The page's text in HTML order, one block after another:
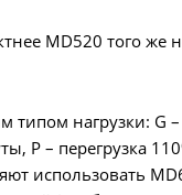
MD520 того же
типом нагрузки: G –
P – перегрузка
использовать